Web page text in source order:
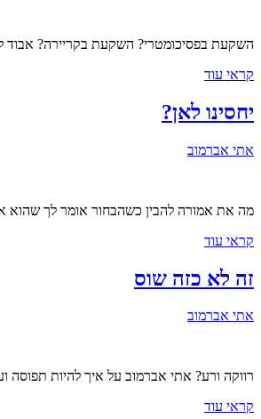
השקעת בפסיכומטרי? השקעת בקריירה? אבוד
קראי עוד
יחסינו לאן?
אתי אברמוב
מה את אמורה להבין כשהבחור אומר לך שהוא
קראי עוד
זה לא כזה שוס
אתי אברמוב
רווקה ורע? אתי אברמוב על איך להיות תפוסה
קראי עוד